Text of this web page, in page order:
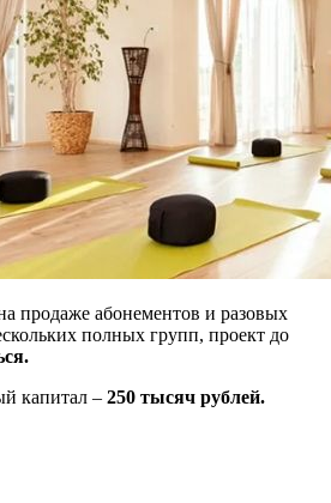
продаже абонементов и разовых
полных групп, проект до
капитал – 250 тысяч рублей.